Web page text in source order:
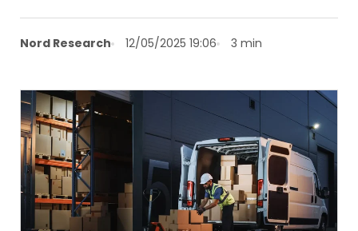
Nord Research 12/05/2025 19:06 3 min